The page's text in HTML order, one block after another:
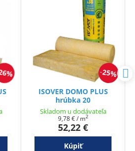
25%
ISOVER DOMO PLUS
hrúbka 20
Skladom u dodávateľa
52,22 €
9,78 €/ m2
Kúpiť